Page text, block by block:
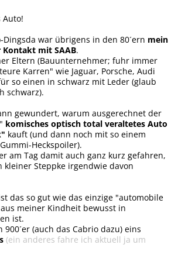
Auto!
Dingsda war übrigens in den 80´ern mein
mit SAAB.
Eltern (Bauunternehmer; fuhr immer
Karren" wie Jaguar, Porsche, Audi
so einen in schwarz mit Leder (glaub
schwarz).
gewundert, warum ausgerechnet der
komisches optisch total veraltetes Auto
kauft (und dann noch mit so einem
Heckspoiler).
am Tag damit auch ganz kurz gefahren,
kleiner Steppke irgendwie davon
das so gut wie das einzige "automobile
meiner Kindheit bewusst in
ist.
(auch das Cabrio dazu) eins
(ein anderes fahre ich aktuell ja um